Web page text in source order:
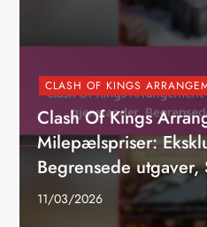
CLASH OF KINGS
Clash Of Kings
Milepælspriser:
Begrensede utgaver,
11/03/2026